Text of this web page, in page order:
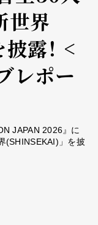
世界
露！ <
レポー
JAPAN 2026』に
(SHINSEKAI)」を披